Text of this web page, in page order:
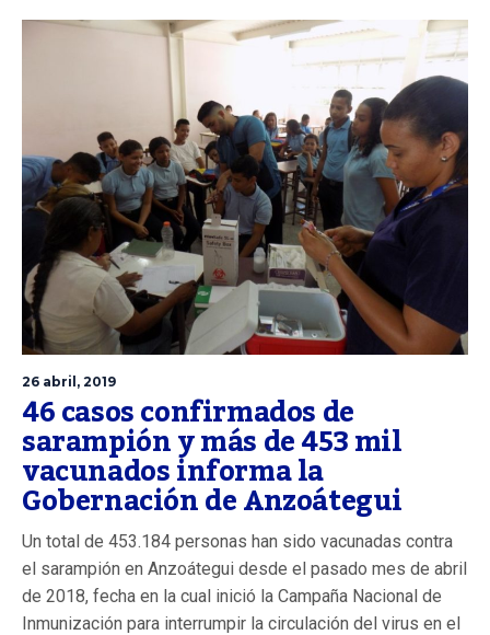
26 abril, 2019
46 casos confirmados de
sarampión y más de 453 mil
vacunados informa la
Gobernación de Anzoátegui
Un total de 453.184 personas han sido vacunadas contra
el sarampión en Anzoátegui desde el pasado mes de abril
de 2018, fecha en la cual inició la Campaña Nacional de
Inmunización para interrumpir la circulación del virus en el